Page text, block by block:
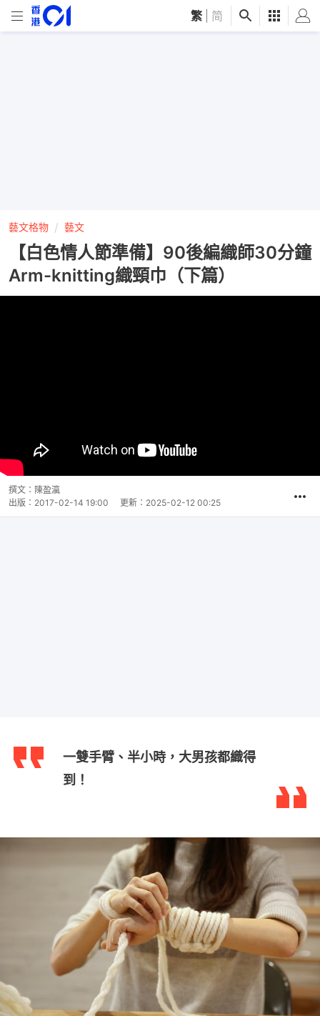
繁 简
藝文格物 藝文
【白色情人節準備】90後編織師30分鐘
Arm-knitting織頸巾（下篇）
撰文： 陳盈瀛
出版： 2017-02-14 19:00 更新： 2025-02-12 00:25
一雙手臂、半小時，大男孩都織得
到！